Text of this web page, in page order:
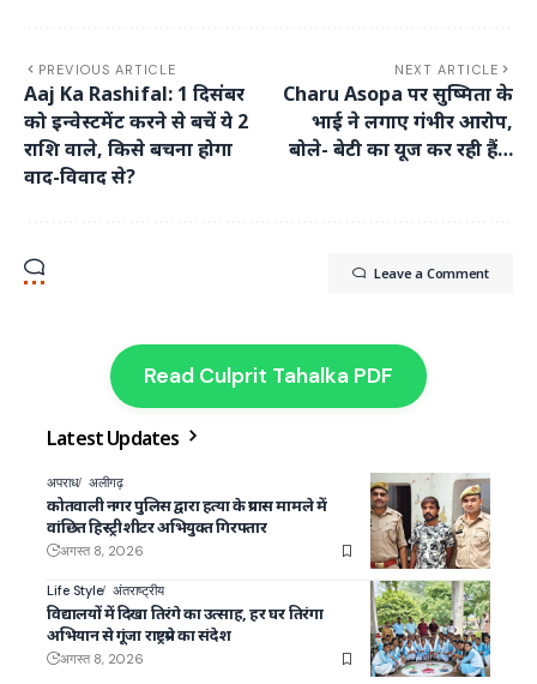
PREVIOUS ARTICLE
Aaj Ka Rashifal: 1 दिसंबर
को इन्वेस्टमेंट करने से बचें ये 2
राशि वाले, किसे बचना होगा
वाद-विवाद से?
NEXT ARTICLE
Charu Asopa पर सुष्मिता के
भाई ने लगाए गंभीर आरोप,
बोले- बेटी का यूज कर रही हैं…
Leave a Comment
Read Culprit Tahalka PDF
Latest Updates
अपराध अलीगढ़
कोतवाली नगर पुलिस द्वारा हत्या के प्रयास मामले में
वांछित हिस्ट्रीशीटर अभियुक्त गिरफ्तार
अगस्त 8, 2026
Life Style अंतराष्ट्रीय
विद्यालयों में दिखा तिरंगे का उत्साह, हर घर तिरंगा
अभियान से गूंजा राष्ट्रप्रेम का संदेश
अगस्त 8, 2026